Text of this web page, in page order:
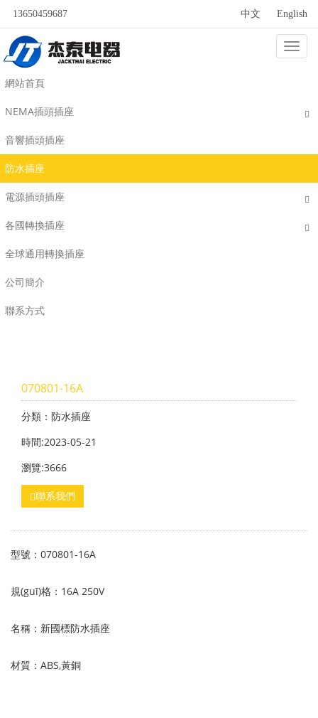
13650459687 中文 English
網站首頁
NEMA插頭插座
音響插頭插座
防水插座
電源插頭插座
各國轉換插座
全球通用轉換插座
公司簡介
聯系方式
防水插座
070801-16A
分類：防水插座
時間:2023-05-21
瀏覽:3666
聯系我們
型號：070801-16A
規(guī)格：16A 250V
名稱：新國標防水插座
材質：ABS,黃銅